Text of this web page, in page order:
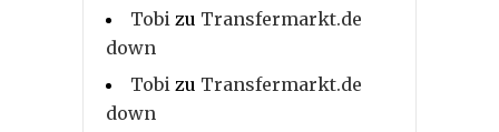
Tobi zu Transfermarkt.de
down
Tobi zu Transfermarkt.de
down